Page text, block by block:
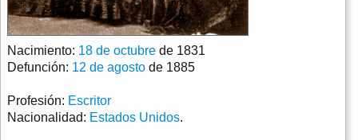
Nacimiento: 18 de octubre de 1831
Defunción: 12 de agosto de 1885
Profesión: Escritor
Nacionalidad: Estados Unidos.